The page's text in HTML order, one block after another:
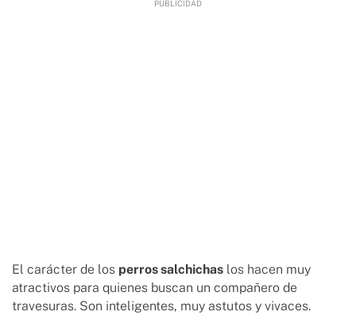
El carácter de los perros salchichas los hacen muy
atractivos para quienes buscan un compañero de
travesuras. Son inteligentes, muy astutos y vivaces.